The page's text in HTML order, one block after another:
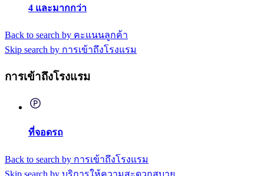
4 และมากกว่า
Back to search by คะแนนลูกค้า
Skip search by การเข้าถึงโรงแรม
การเข้าถึงโรงแรม
ที่จอดรถ
Back to search by การเข้าถึงโรงแรม